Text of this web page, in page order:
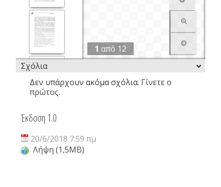
1 από 12
Σχόλια
Δεν υπάρχουν ακόμα σχόλια. Γίνετε ο
πρώτος.
Έκδοση 1.0
20/6/2018 7:59 πμ
Λήψη (1,5MB)